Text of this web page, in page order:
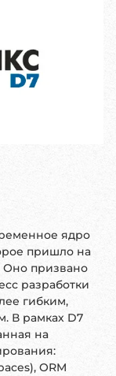
ядро
пришло на
Оно призвано
разработки
гибким,
В рамках D7
на
ORM